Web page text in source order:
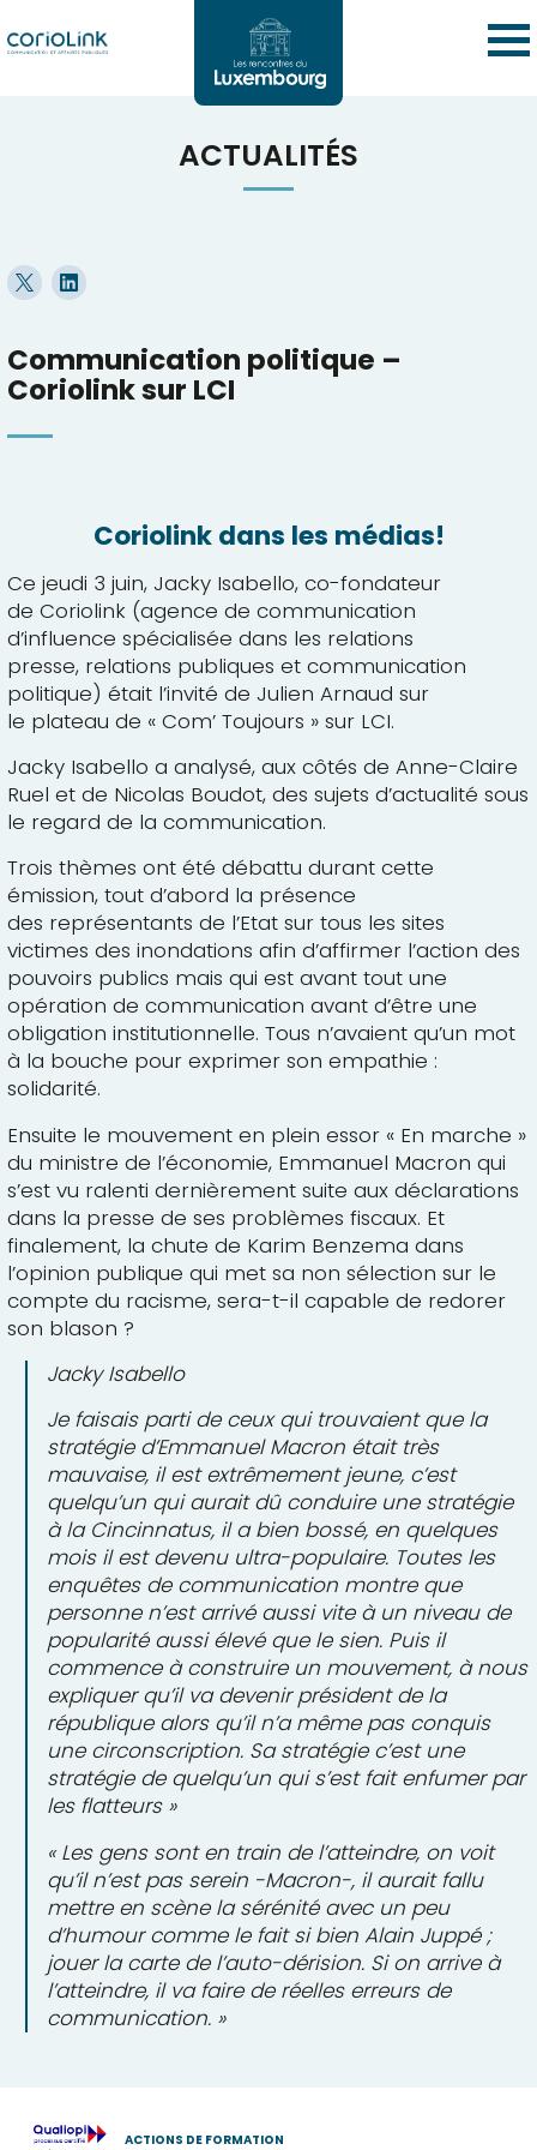
ACTUALITÉS
Communication politique –
Coriolink sur LCI
Coriolink dans les médias!
Ce jeudi 3 juin, Jacky Isabello, co-fondateur
de Coriolink (agence de communication
d’influence spécialisée dans les relations
presse, relations publiques et communication
politique) était l’invité de Julien Arnaud sur
le plateau de « Com’ Toujours » sur LCI.
Jacky Isabello a analysé, aux côtés de Anne-Claire
Ruel et de Nicolas Boudot, des sujets d’actualité sous
le regard de la communication.
Trois thèmes ont été débattu durant cette
émission, tout d’abord la présence
des représentants de l’Etat sur tous les sites
victimes des inondations afin d’affirmer l’action des
pouvoirs publics mais qui est avant tout une
opération de communication avant d’être une
obligation institutionnelle. Tous n’avaient qu’un mot
à la bouche pour exprimer son empathie :
solidarité.
Ensuite le mouvement en plein essor « En marche »
du ministre de l’économie, Emmanuel Macron qui
s’est vu ralenti dernièrement suite aux déclarations
dans la presse de ses problèmes fiscaux. Et
finalement, la chute de Karim Benzema dans
l’opinion publique qui met sa non sélection sur le
compte du racisme, sera-t-il capable de redorer
son blason ?
Jacky Isabello
Je faisais parti de ceux qui trouvaient que la
stratégie d’Emmanuel Macron était très
mauvaise, il est extrêmement jeune, c’est
quelqu’un qui aurait dû conduire une stratégie
à la Cincinnatus, il a bien bossé, en quelques
mois il est devenu ultra-populaire. Toutes les
enquêtes de communication montre que
personne n’est arrivé aussi vite à un niveau de
popularité aussi élevé que le sien. Puis il
commence à construire un mouvement, à nous
expliquer qu’il va devenir président de la
république alors qu’il n’a même pas conquis
une circonscription. Sa stratégie c’est une
stratégie de quelqu’un qui s’est fait enfumer par
les flatteurs »
« Les gens sont en train de l’atteindre, on voit
qu’il n’est pas serein -Macron-, il aurait fallu
mettre en scène la sérénité avec un peu
d’humour comme le fait si bien Alain Juppé ;
jouer la carte de l’auto-dérision. Si on arrive à
l’atteindre, il va faire de réelles erreurs de
communication. »
ACTIONS DE FORMATION